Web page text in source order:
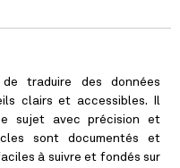
traduire des données
clairs et accessibles. Il
sujet avec précision et
sont documentés et
à suivre et fondés sur